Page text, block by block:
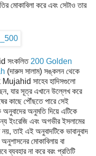
মোকাবিলা করে এবং সেটাও তার
সংকলিত 200 Golden
(দারুস সালাম) সঙ্কলন থেকে
সাহেব হাদিসগুলো
যার সূত্র এখানে উল্লেখ করে
কাছে পৌঁছতে পারে সেই
অনুবাদের অনুমতি দিয়ে এটিকে
ইংরেজি এবং অগভীর ইসলামের
তাই এই অনুবাদটিকে ভাবানুবাদ
মোকাবিলায় বা
ব্যবহার না করে বরং প্রতিটি